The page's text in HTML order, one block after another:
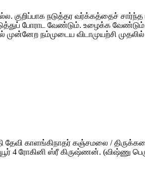
குறிப்பாக நடுத்தர வர்க்கத்தைச்
போராட வேண்டும். உழைக்க வேண்டும்.
நம்முடைய விடாமுயற்சி
காளங்கிநாதர் கஞ்சமலை /
4 ரோகினி ஸ்ரீ கிருஷ்ணன். (விஷ்ணு